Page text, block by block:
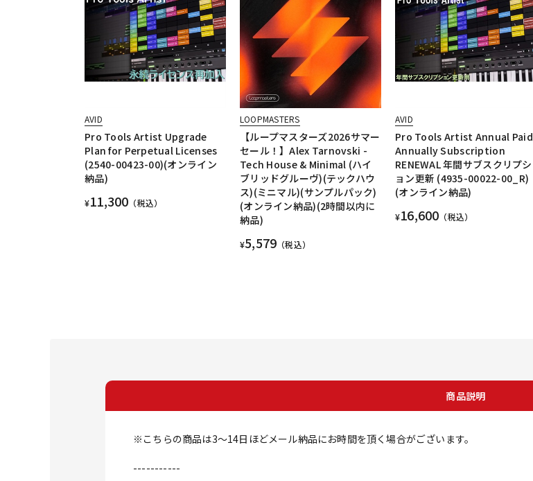
AVID
Pro Tools Artist Upgrade
Plan for Perpetual Licenses
(2540-00423-00)(オンライン
納品)
¥11,300 （税込）
LOOPMASTERS
【ループマスターズ2026サマー
セール！】Alex Tarnovski -
Tech House & Minimal (ハイ
ブリッドグルーヴ)(テックハウ
ス)(ミニマル)(サンプルパック)
(オンライン納品)(2時間以内に
納品)
¥5,579 （税込）
AVID
Pro Tools Artist Annual Paid
Annually Subscription
RENEWAL 年間サブスクリプシ
ョン更新 (4935-00022-00_R)
(オンライン納品)
¥16,600 （税込）
商品説明
※こちらの商品は3～14日ほどメール納品にお時間を頂く場合がございます。
-----------